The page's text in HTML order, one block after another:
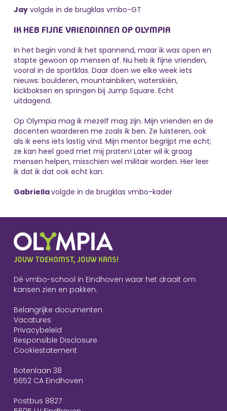
Jayvolgde in de brugklas vmbo-GT
IK HEB FIJNE VRIENDINNEN OP OLYMPIA
In het begin vond ik het spannend, maar ik was open en
stapte gewoon op mensen af. Nu heb ik fijne vrienden,
vooral in de sportklas. Daar doen we elke week iets
nieuws: boulderen, mountainbiken, waterskiën,
kickboksen en springen bij Jump Square. Echt
uitdagend.
Op Olympia mag ik mezelf mag zijn. Mijn vrienden en de
docenten waarderen me zoals ik ben. Ze luisteren, ook
als ik eens iets lastig vind. Mijn mentor begrijpt me echt;
ze kan heel goed met mij praten! Later wil ik graag
mensen helpen, misschien wel militair worden. Hier leer
ik dat ik dat ook echt kan.
Gabriellavolgde in de brugklas vmbo-kader
JOUW TOEKOMST, JOUW KANS!
Dé vmbo-school in Eindhoven waar het draait om
kansen zien en pakken.
Belangrijke documenten
Vacatures
Privacybeleid
Responsible Disclosure
Cookiestatement
Botenlaan 38
5652 CA Eindhoven
Postbus 8827